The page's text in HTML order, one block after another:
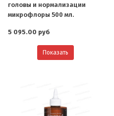
головы и нормализации
микрофлоры 500 мл.
5 095.00 руб
Показать